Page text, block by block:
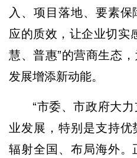
入、项目落地、要素
应的质效，让企业切实
慧、普惠”的营商生态
发展增添新动能。
“市委、市政府大
业发展，特别是支持优
辐射全国、布局海外。